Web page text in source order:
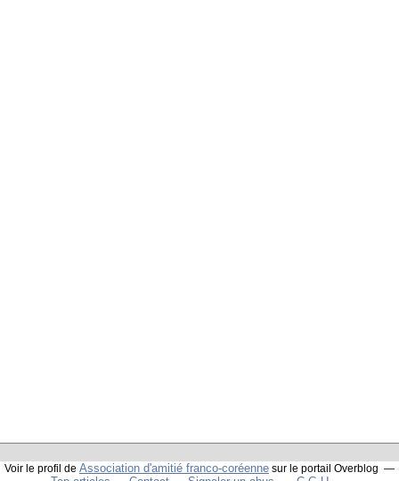
Voir le profil de Association d'amitié franco-coréenne sur le portail Overblog